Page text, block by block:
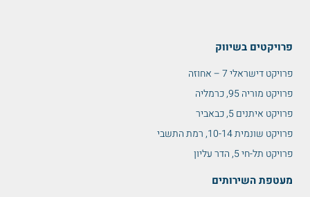
פרויקטים בשיווק
פרויקט דישראלי 7 – אחוזה
פרויקט מוריה 95, כרמליה
פרויקט איתנים 5, כבאביר
פרויקט שונמית 10-14, רמת התשבי
פרויקט תל-חי 5, הדר עליון
מעטפת השירותים